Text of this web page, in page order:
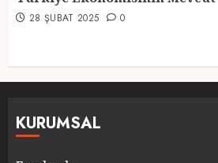
28 ŞUBAT 2025 0
KURUMSAL